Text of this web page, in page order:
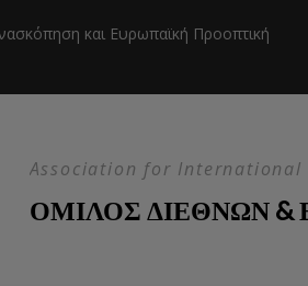
και Ευρωπαϊκή Προοπτική
Association for
ΟΜΙΛΟΣ ΔΙΕΘΝΩΝ